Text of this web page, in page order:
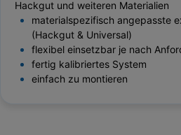
Hackgut und weiteren Materialien
materialspezifisch angepasste
(Hackgut & Universal)
flexibel einsetzbar je nach
fertig kalibriertes System
einfach zu montieren